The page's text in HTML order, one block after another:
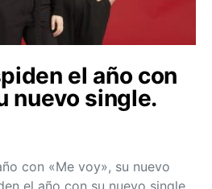
el año con
nuevo single.
con «Me voy», su nuevo
el año con su nuevo single